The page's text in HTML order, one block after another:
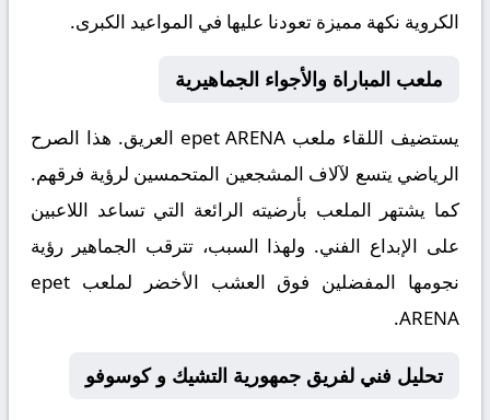
الكروية نكهة مميزة تعودنا عليها في المواعيد الكبرى.
ملعب المباراة والأجواء الجماهيرية
يستضيف اللقاء ملعب epet ARENA العريق. هذا الصرح
الرياضي يتسع لآلاف المشجعين المتحمسين لرؤية فرقهم.
كما يشتهر الملعب بأرضيته الرائعة التي تساعد اللاعبين
على الإبداع الفني. ولهذا السبب، تترقب الجماهير رؤية
نجومها المفضلين فوق العشب الأخضر لملعب epet
ARENA.
تحليل فني لفريق جمهورية التشيك و كوسوفو